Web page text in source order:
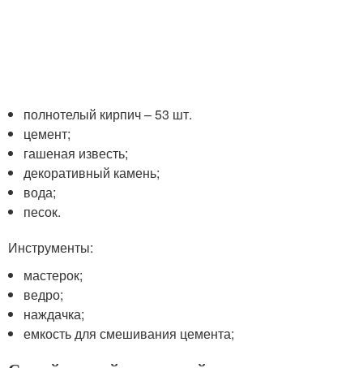
полнотелый кирпич – 53 шт.
цемент;
гашеная известь;
декоративный камень;
вода;
песок.
Инструменты:
мастерок;
ведро;
наждачка;
емкость для смешивания цемента;